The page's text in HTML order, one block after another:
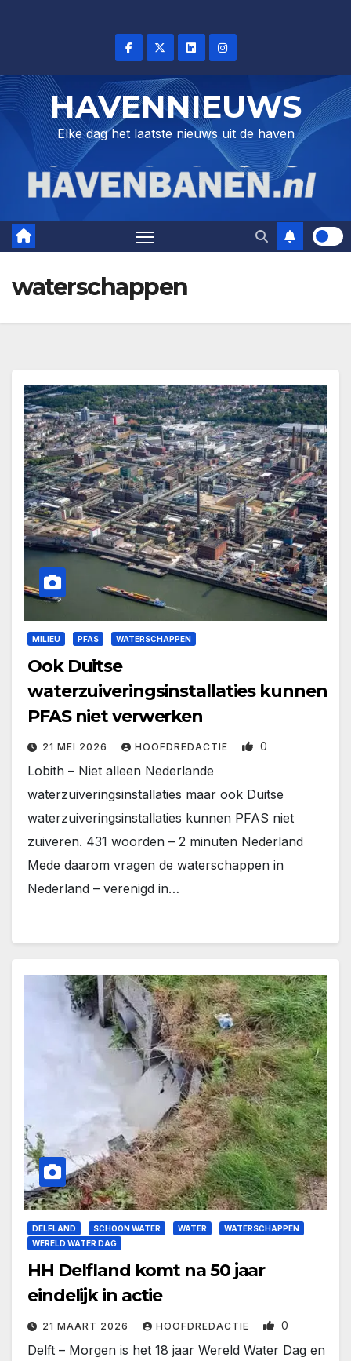
HAVENNIEUWS
Elke dag het laatste nieuws uit de haven
waterschappen
MILIEU PFAS WATERSCHAPPEN
Ook Duitse
waterzuiveringsinstallaties kunnen
PFAS niet verwerken
21 MEI 2026 HOOFDREDACTIE 0
Lobith – Niet alleen Nederlande
waterzuiveringsinstallaties maar ook Duitse
waterzuiveringsinstallaties kunnen PFAS niet
zuiveren. 431 woorden – 2 minuten Nederland
Mede daarom vragen de waterschappen in
Nederland – verenigd in…
DELFLAND SCHOON WATER WATER
WATERSCHAPPEN
WERELD WATER DAG
HH Delfland komt na 50 jaar
eindelijk in actie
21 MAART 2026 HOOFDREDACTIE 0
Delft – Morgen is het 18 jaar Wereld Water Dag en